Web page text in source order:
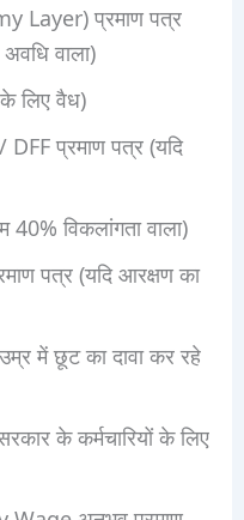
Layer) प्रमाण पत्र
वाला)
लिए वैध)
प्रमाण पत्र (यदि
विकलांगता वाला)
पत्र (यदि आरक्षण का
में छूट का दावा कर रहे
के कर्मचारियों के लिए